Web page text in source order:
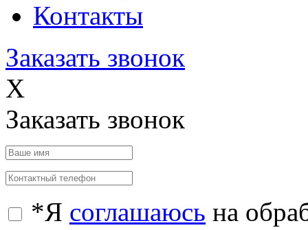
Контакты
Заказать звонок
X
Заказать звонок
*Я соглашаюсь на